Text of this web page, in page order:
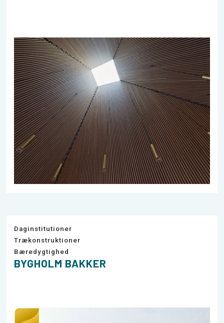
Daginstitutioner
Trækonstruktioner
Bæredygtighed
BYGHOLM BAKKER